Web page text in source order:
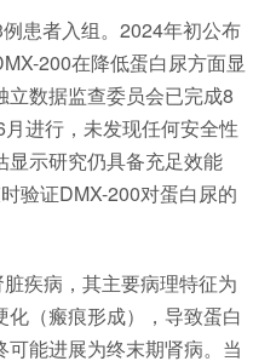
患者入组。2024年初公布
200在降低蛋白尿方面显
数据监查委员会已完成8
进行，未发现任何安全性
显示研究仍具备充足效能
验证DMX-200对蛋白尿的
疾病，其主要病理特征为
（瘢痕形成），导致蛋白
能进展为终末期肾病。当